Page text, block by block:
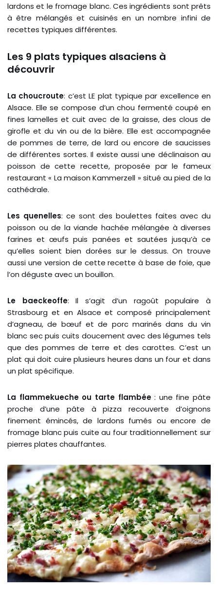
lardons et le fromage blanc. Ces ingrédients sont prêts
à être mélangés et cuisinés en un nombre infini de
recettes typiques différentes.
Les 9 plats typiques alsaciens à
découvrir
La choucroute: c’est LE plat typique par excellence en
Alsace. Elle se compose d’un chou fermenté coupé en
fines lamelles et cuit avec de la graisse, des clous de
girofle et du vin ou de la bière. Elle est accompagnée
de pommes de terre, de lard ou encore de saucisses
de différentes sortes. Il existe aussi une déclinaison au
poisson de cette recette, proposée par le fameux
restaurant « La maison Kammerzell » situé au pied de la
cathédrale.
Les quenelles: ce sont des boulettes faites avec du
poisson ou de la viande hachée mélangée à diverses
farines et œufs puis panées et sautées jusqu’à ce
qu’elles soient bien dorées sur le dessus. On trouve
aussi une version de cette recette à base de foie, que
l’on déguste avec un bouillon.
Le baeckeoffe: Il s’agit d’un ragoût populaire à
Strasbourg et en Alsace et composé principalement
d’agneau, de bœuf et de porc marinés dans du vin
blanc sec puis cuits doucement avec des légumes tels
que des pommes de terre et des carottes. C’est un
plat qui doit cuire plusieurs heures dans un four et dans
un plat spécifique.
La flammekueche ou tarte flambée: une fine pâte
proche d’une pâte à pizza recouverte d’oignons
finement émincés, de lardons fumés ou encore de
fromage blanc puis cuite au four traditionnellement sur
pierres plates chauffantes.